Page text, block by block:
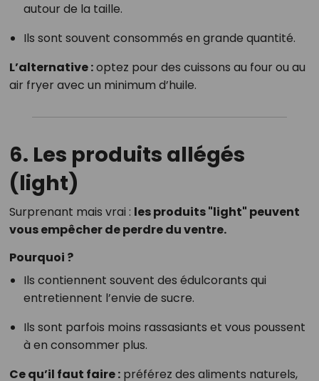
autour de la taille.
Ils sont souvent consommés en grande quantité.
L’alternative :optez pour des cuissons au four ou au
air fryer avec un minimum d’huile.
6. Les produits allégés
(light)
Surprenant mais vrai : les produits "light" peuvent
vous empêcher de perdre du ventre.
Pourquoi ?
Ils contiennent souvent des édulcorants qui
entretiennent l’envie de sucre.
Ils sont parfois moins rassasiants et vous poussent
à en consommer plus.
Ce qu’il faut faire :préférez des aliments naturels,